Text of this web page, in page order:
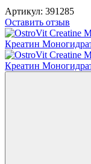
Артикул: 391285
Оставить отзыв